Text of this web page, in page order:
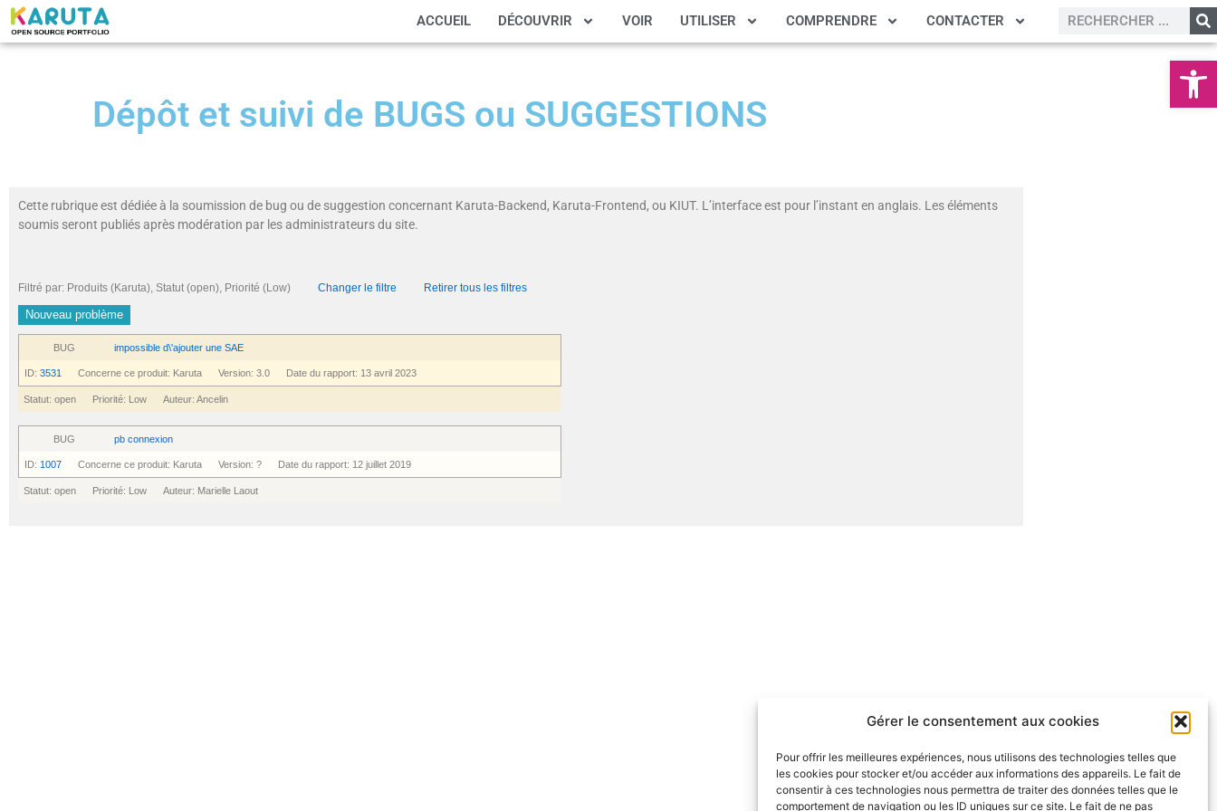
Ouvrir
Gérer le consentement aux cookies
Pour offrir les meilleures expériences, nous utilisons des technologies telles que
les cookies pour stocker et/ou accéder aux informations des appareils. Le fait de
consentir à ces technologies nous permettra de traiter des données telles que le
comportement de navigation ou les ID uniques sur ce site. Le fait de ne pas
ACCUEIL DÉCOUVRIR VOIR UTILISER COMPRENDRE CONTACTER
Dépôt et suivi de BUGS ou SUGGESTIONS
Cette rubrique est dédiée à la soumission de bug ou de suggestion concernant Karuta-Backend, Karuta-Frontend, ou KIUT. L’interface est pour l’instant en anglais. Les éléments
soumis seront publiés après modération par les administrateurs du site.
Filtré par: Produits (Karuta), Statut (open), Priorité (Low) Changer le filtre Retirer tous les filtres
Nouveau problème
BUG impossible d\'ajouter une SAE
ID: 3531 Concerne ce produit: Karuta Version: 3.0 Date du rapport: 13 avril 2023
Statut: open Priorité: Low Auteur: Ancelin
BUG pb connexion
ID: 1007 Concerne ce produit: Karuta Version: ? Date du rapport: 12 juillet 2019
Statut: open Priorité: Low Auteur: Marielle Laout